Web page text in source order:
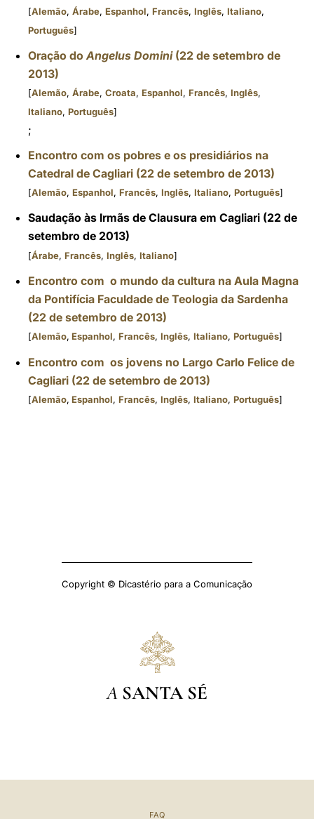
[Alemão, Árabe, Espanhol, Francês, Inglês, Italiano,
Português]
Oração doAngelus Domini(22 de setembro de
2013)
[Alemão, Árabe, Croata, Espanhol, Francês, Inglês,
Italiano, Português]
;
Encontro com os pobres e os presidiários na
Catedral de Cagliari (22 de setembro de 2013)
[Alemão, Espanhol, Francês, Inglês, Italiano, Português]
Saudação às Irmãs de Clausura em Cagliari (22 de
setembro de 2013)
[Árabe, Francês, Inglês, Italiano]
Encontro com o mundo da cultura na Aula Magna
da Pontifícia Faculdade de Teologia da Sardenha
(22 de setembro de 2013)
[Alemão, Espanhol, Francês, Inglês, Italiano, Português]
Encontro com os jovens no Largo Carlo Felice de
Cagliari (22 de setembro de 2013)
[Alemão, Espanhol, Francês, Inglês, Italiano, Português]
Copyright © Dicastério para a Comunicação
A SANTA SÉ
FAQ